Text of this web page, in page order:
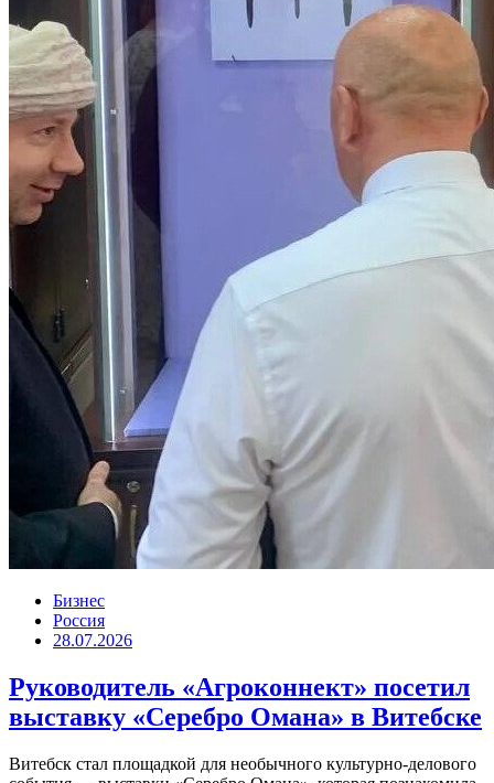
Бизнес
Россия
28.07.2026
Руководитель «Агроконнект» посетил
выставку «Серебро Омана» в Витебске
Витебск стал площадкой для необычного культурно-делового